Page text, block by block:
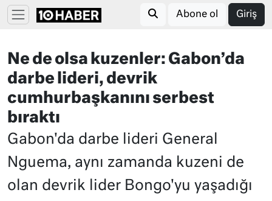
Abone ol Giriş
Ne de olsa kuzenler: Gabon’da
darbe lideri, devrik
cumhurbaşkanını serbest
bıraktı
Gabon'da darbe lideri General
Nguema, aynı zamanda kuzeni de
olan devrik lider Bongo'yu yaşadığı